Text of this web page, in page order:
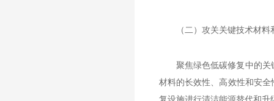
（二）攻关关键技术材
聚焦绿色低碳修复中的
材料的长效性、高效性和安